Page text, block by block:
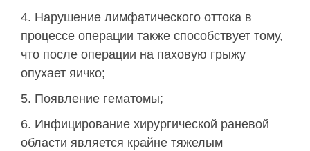
Нарушение лимфатического оттока в
процессе операции также способствует тому,
что после операции на паховую грыжу
опухает яичко;
Появление гематомы;
Инфицирование хирургической раневой
области является крайне тяжелым